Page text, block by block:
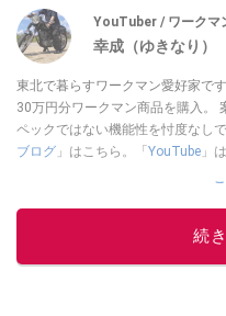
YouTuber / ワークマ
幸成（ゆきなり）
東北で暮らすワークマン愛好家で
30万円分ワークマン商品を購入。
ペックではない機能性を忖度なし
ブログ 」はこちら。「YouTube 」
続